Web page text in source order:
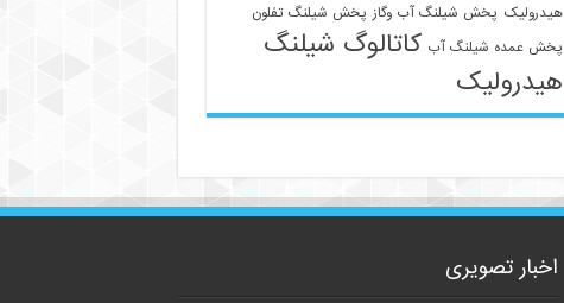
هیدرولیک پخش شیلنگ آب وگاز پخش شیلنگ تفلون
پخش عمده شیلنگ آب کاتالوگ شیلنگ
هیدرولیک
اخبار تصویری